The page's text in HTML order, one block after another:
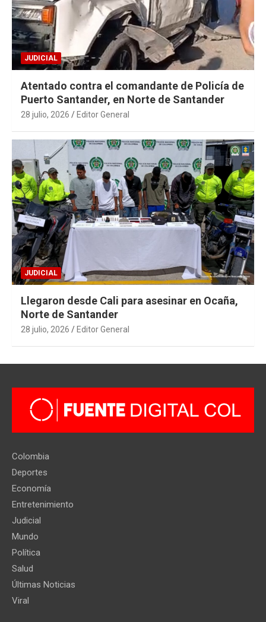
JUDICIAL
Atentado contra el comandante de Policía de
Puerto Santander, en Norte de Santander
28 julio, 2026 Editor General
JUDICIAL
Llegaron desde Cali para asesinar en Ocaña,
Norte de Santander
28 julio, 2026 Editor General
Colombia
Deportes
Economía
Entretenimiento
Judicial
Mundo
Política
Salud
Últimas Noticias
Viral